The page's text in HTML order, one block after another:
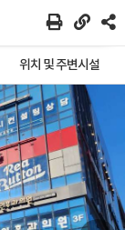
위치 및 주변시설